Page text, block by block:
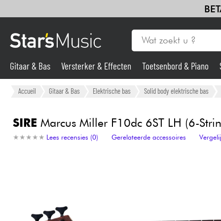
Gitaar & Bas
Synths & samplers
Gitaar & Bas Versterker & Effecten Toetsenbord & Piano
Accueil Gitaar & Bas Elektrische bas Solid body elektrische bas
SIRE Marcus Miller F10dc 6ST LH (6-
★ ★ ★ ★ ★
★ ★ ★ ★ ★ Lees recensies (0) Gerelateerde accessoires